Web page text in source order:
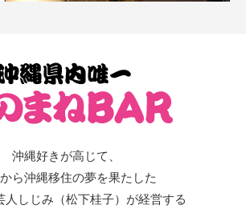
沖縄好きが高じて、
ら沖縄移住の夢を果たした
人しじみ（松下桂子）が経営する